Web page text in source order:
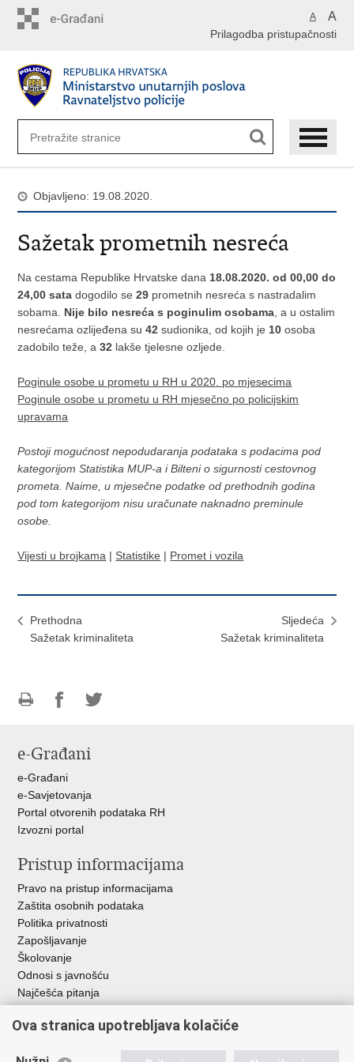
A A
Prilagodba pristupačnosti
Objavljeno: 19.08.2020.
Sažetak prometnih nesreća
Na cestama Republike Hrvatske dana 18.08.2020. od 00,00 do
24,00 satadogodilo se29 prometnih nesreća s nastradalim
sobama. Nije bilo nesreća s poginulim osobama , a u ostalim
nesrećama ozlijeđena su42 sudionika, od kojih je 10 osoba
zadobilo teže, a32 lakše tjelesne ozljede.
Poginule osobe u prometu u RH u 2020. po mjesecima
Poginule osobe u prometu u RH mjesečno po policijskim
upravama
Postoji mogućnost nepodudaranja podataka s podacima pod
kategorijom Statistika MUP-a i Bilteni o sigurnosti cestovnog
prometa. Naime, u mjesečne podatke od prethodnih godina
pod tom kategorijom nisu uračunate naknadno preminule
osobe. ​
Vijesti u brojkama | Statistike | Promet i vozila
Prethodna
Sažetak kriminaliteta
Sljedeća
Sažetak kriminaliteta
FacebookuTwitteru
e-Građani
e-Građani
e-Savjetovanja
Portal otvorenih podataka RH
Izvozni portal
Pristup informacijama
Pravo na pristup informacijama
Zaštita osobnih podataka
Politika privatnosti
Zapošljavanje
Školovanje
Odnosi s javnošću
Najčešća pitanja
Važne poveznice
Ova stranica upotrebljava kolačiće